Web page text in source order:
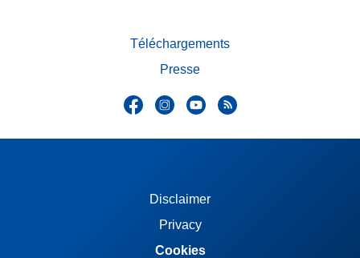
Téléchargements
Presse
Disclaimer
Privacy
Cookies